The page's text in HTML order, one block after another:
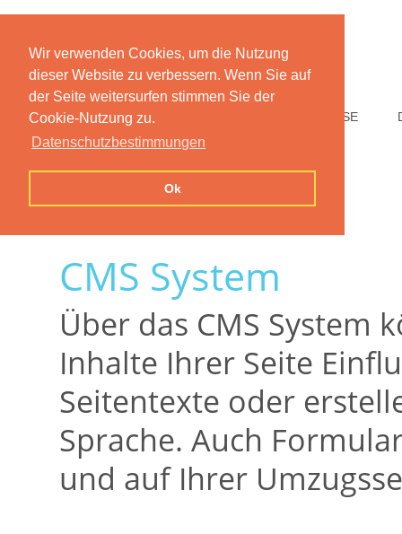
Wir verwenden Cookies, um die Nutzung
dieser Website zu verbessern. Wenn Sie auf
der Seite weitersurfen stimmen Sie der
Cookie-Nutzung zu.
Datenschutzbestimmungen
Ok
HOME PREISE
CMS System
Über das CMS System
Inhalte Ihrer Seite
Seitentexte oder
Sprache. Auch
und auf Ihrer